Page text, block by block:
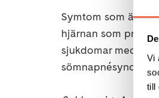
Vi
till
Symtom som är
hjärnan som
sjukdomar med